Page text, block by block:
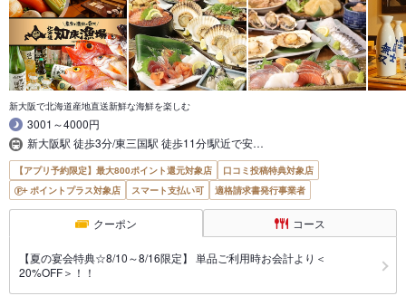
新大阪で北海道産地直送新鮮な海鮮を楽しむ
3001～4000円
新大阪駅 徒歩3分/東三国駅 徒歩11分!駅近で安…
【アプリ予約限定】最大800ポイント還元対象店
口コミ投稿特典対象店
ポイントプラス対象店
スマート支払い可 適格請求書発行事業者
クーポン コース
【夏の宴会特典☆8/10～8/16限定】 単品ご利用時お会計より＜
20%OFF＞！！